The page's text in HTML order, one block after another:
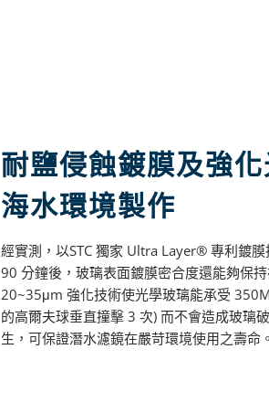
耐鹽侵蝕鍍膜及強
海水環境製作
經實測，以STC 獨家 Ultra Layer® 專利鍍
90 分鐘後，玻璃表面鍍膜密合度還能夠保持
20~35μm 強化技術使光學玻璃能承受
的高爾夫球垂直撞擊 3 次) 而不會造成玻璃
生，可保證潛水濾鏡在嚴苛環境使用之壽命。